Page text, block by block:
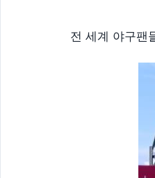
전 세계 야구팬